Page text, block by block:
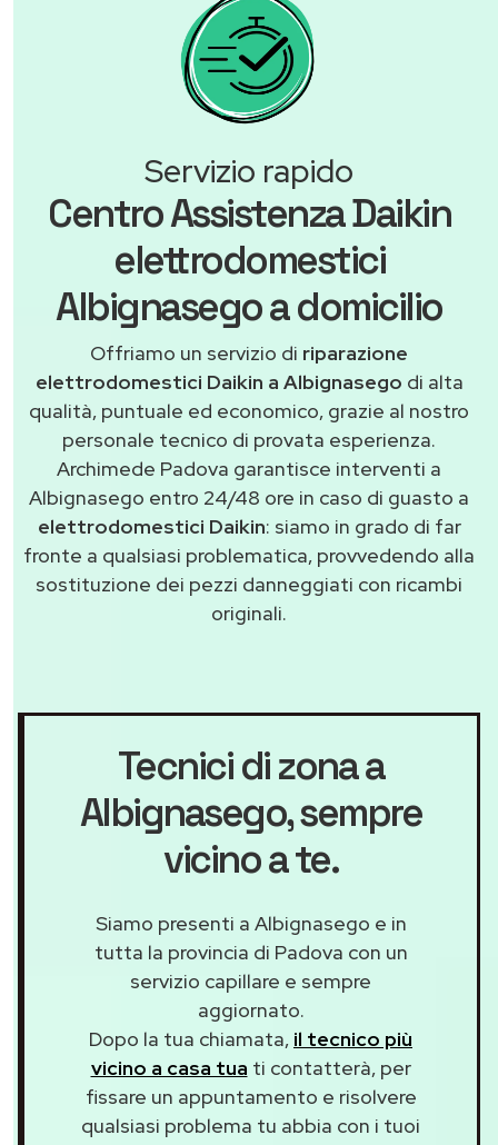
Servizio rapido
Centro Assistenza Daikin
elettrodomestici
Albignasego a domicilio
Offriamo un servizio di riparazione
elettrodomestici Daikin a Albignasego di alta
qualità, puntuale ed economico, grazie al nostro
personale tecnico di provata esperienza.
Archimede Padova garantisce interventi a
Albignasego entro 24/48 ore in caso di guasto a
elettrodomestici Daikin: siamo in grado di far
fronte a qualsiasi problematica, provvedendo alla
sostituzione dei pezzi danneggiati con ricambi
originali.
Tecnici di zona a
Albignasego, sempre
vicino a te.
Siamo presenti a Albignasego e in
tutta la provincia di Padova con un
servizio capillare e sempre
aggiornato.
Dopo la tua chiamata, il tecnico più
vicino a casa tua ti contatterà, per
fissare un appuntamento e risolvere
qualsiasi problema tu abbia con i tuoi